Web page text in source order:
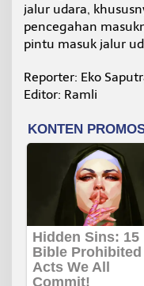
jalur udara,
pencegahan
pintu masuk jalur
Reporter: Eko
Editor: Ramli